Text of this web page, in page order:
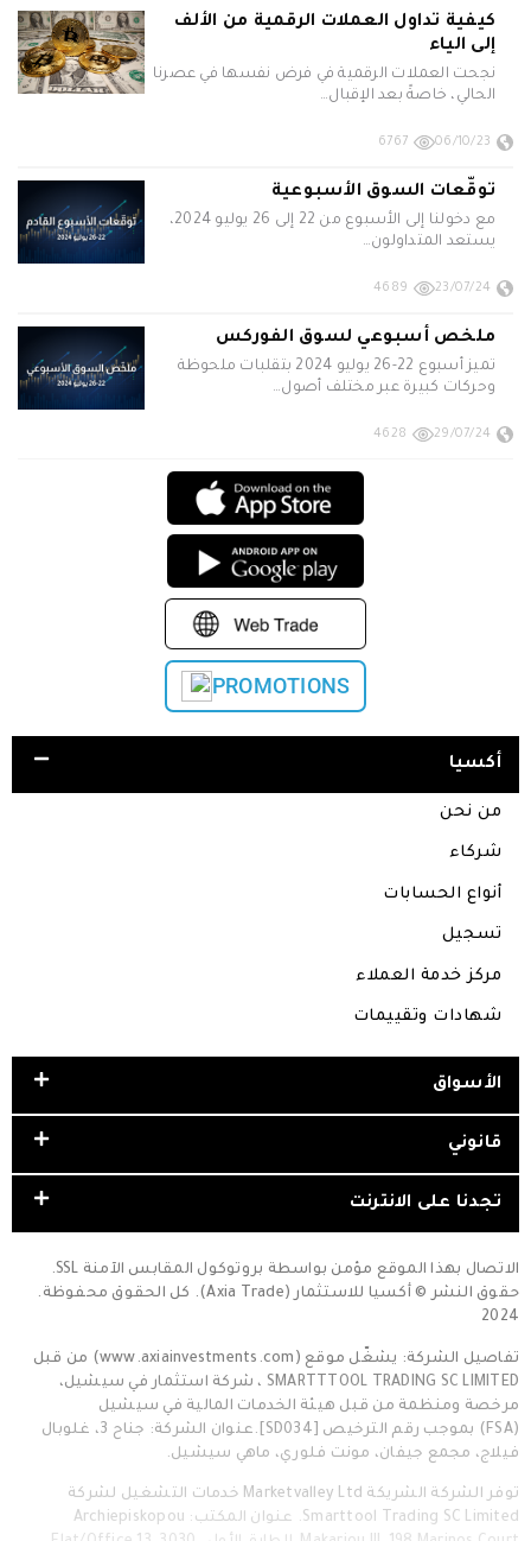
كيفية تداول العملات الرقمية من الألف
إلى الياء
نجحت العملات الرقمية في فرض نفسها في عصرنا
الحالي، خاصةً بعد الإقبال…
06/10/23
6767
توقّعات السوق الأسبوعية
مع دخولنا إلى الأسبوع من 22 إلى 26 يوليو 2024،
يستعد المتداولون…
23/07/24
4689
ملخص أسبوعي لسوق الفوركس
تميز أسبوع 22-26 يوليو 2024 بتقلبات ملحوظة
وحركات كبيرة عبر مختلف أصول…
29/07/24
4628
PROMOTIONS
أكسيا
من نحن
شركاء
أنواع الحسابات
تسجيل
مركز خدمة العملاء
شهادات وتقييمات
الأسواق
قانوني
تجدنا على الانترنت
الاتصال بهذا الموقع مؤمن بواسطة بروتوكول المقابس الآمنة SSL.
حقوق النشر © أكسيا للاستثمار (Axia Trade). كل الحقوق محفوظة.
2024
تفاصيل الشركة: يشغّل موقع (www.axiainvestments.com) من قبل
SMARTTTOOL TRADING SC LIMITED ، شركة استثمار في سيشيل،
مرخصة ومنظمة من قبل هيئة الخدمات المالية في سيشيل
(FSA) بموجب رقم الترخيص [SD034].عنوان الشركة: جناح 3، غلوبال
فيلاج، مجمع جيفان، مونت فلوري، ماهي سيشيل.
توفر الشركة الشريكة Marketvalley Ltd خدمات التشغيل لشركة
Smarttool Trading SC Limited. عنوان المكتب: Archiepiskopou